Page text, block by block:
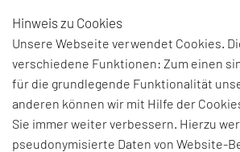
THEMEN &
Hinweis zu Cookies
Unsere Webseite verwendet Cookies.
verschiedene Funktionen: Zum einen
für die grundlegende Funktionalität
anderen können wir mit Hilfe der
Sie immer weiter verbessern. Hierzu
pseudonymisierte Daten von Website-